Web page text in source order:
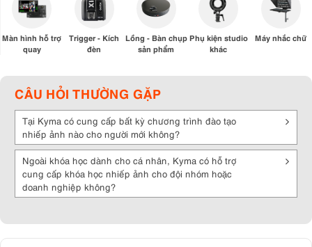
Màn hình hỗ trợ
quay
Trigger - Kích
đèn
Lồng - Bàn chụp
sản phẩm
Phụ kiện studio
khác
Máy nhắc chữ
CÂU HỎI THƯỜNG GẶP
Tại Kyma có cung cấp bất kỳ chương trình đào tạo
nhiếp ảnh nào cho người mới không?
Ngoài khóa học dành cho cá nhân, Kyma có hỗ trợ
cung cấp khóa học nhiếp ảnh cho đội nhóm hoặc
doanh nghiệp không?